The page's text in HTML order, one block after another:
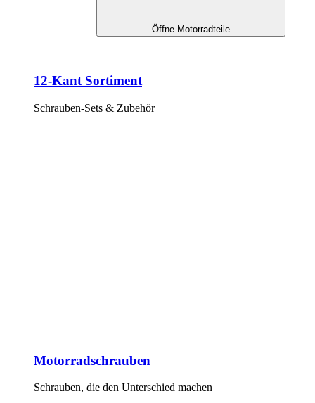
Öffne Motorradteile
12-Kant Sortiment
Schrauben-Sets & Zubehör
Motorradschrauben
Schrauben, die den Unterschied machen